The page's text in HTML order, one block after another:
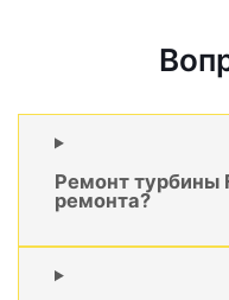
Ремонт турбины
ремонта?